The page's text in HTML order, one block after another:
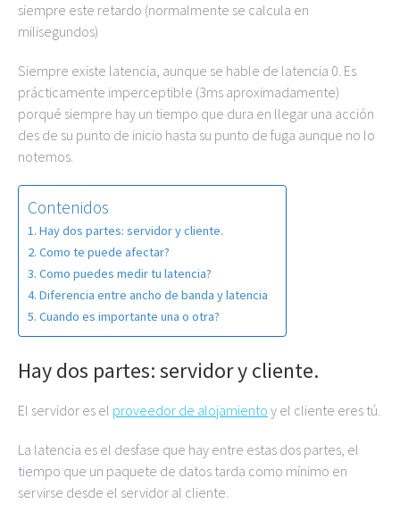
siempre este retardo (normalmente se calcula en
milisegundos)
Siempre existe latencia, aunque se hable de latencia 0. Es
prácticamente imperceptible (3ms aproximadamente)
porqué siempre hay un tiempo que dura en llegar una acción
des de su punto de inicio hasta su punto de fuga aunque no lo
notemos.
Contenidos
Hay dos partes: servidor y cliente.
Como te puede afectar?
Como puedes medir tu latencia?
Diferencia entre ancho de banda y latencia
Cuando es importante una o otra?
Hay dos partes: servidor y cliente.
El servidor es el proveedor de alojamiento y el cliente eres tú.
La latencia es el desfase que hay entre estas dos partes, el
tiempo que un paquete de datos tarda como mínimo en
servirse desde el servidor al cliente.